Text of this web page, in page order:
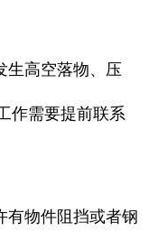
生高空落物、压
作需要提前联系
有物件阻挡或者钢